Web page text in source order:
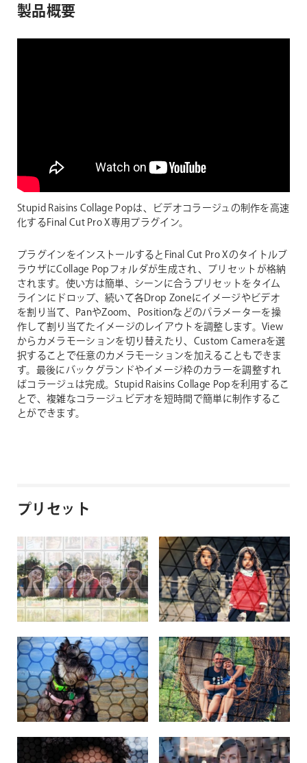
製品概要
Stupid Raisins Collage Popは、ビデオコラージュの制作を高速
化するFinal Cut Pro X専用プラグイン。
プラグインをインストールするとFinal Cut Pro Xのタイトルブ
ラウザにCollage Popフォルダが生成され、プリセットが格納
されます。使い方は簡単、シーンに合うプリセットをタイム
ラインにドロップ、続いて各Drop Zoneにイメージやビデオ
を割り当て、PanやZoom、Positionなどのパラメーターを操
作して割り当てたイメージのレイアウトを調整します。View
からカメラモーションを切り替えたり、Custom Cameraを選
択することで任意のカメラモーションを加えることもできま
す。最後にバックグランドやイメージ枠のカラーを調整すれ
ばコラージュは完成。Stupid Raisins Collage Popを利用するこ
とで、複雑なコラージュビデオを短時間で簡単に制作するこ
とができます。
プリセット